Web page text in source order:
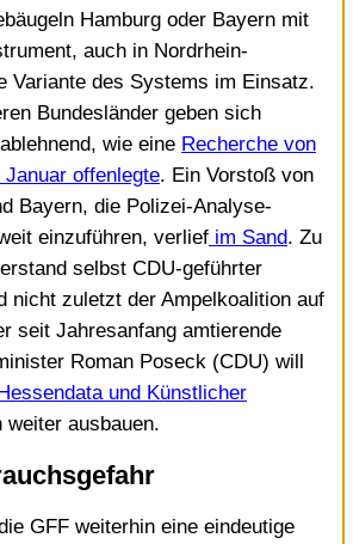
Hamburg oder Bayern mit
auch in Nordrhein-
Variante des Systems im Einsatz.
Bundesländer geben sich
wie eine Recherche von
offenlegte. Ein Vorstoß von
Bayern, die Polizei-Analyse-
einzuführen, verlief im Sand. Zu
selbst CDU-geführter
nicht zuletzt der Ampelkoalition auf
seit Jahresanfang amtierende
Roman Poseck (CDU) will
und Künstlicher
weiter ausbauen.
GFF weiterhin eine eindeutige